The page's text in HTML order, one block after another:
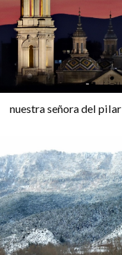
nuestra señora del pilar